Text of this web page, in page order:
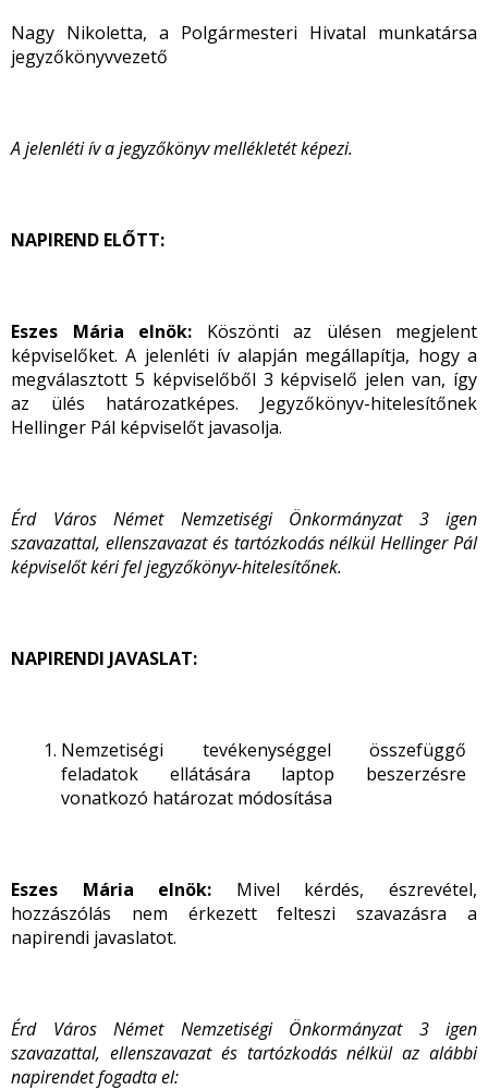
Nagy Nikoletta, a Polgármesteri Hivatal munkatársa
jegyzőkönyvvezető
A jelenléti ív a jegyzőkönyv mellékletét képezi.
NAPIREND ELŐTT:
Eszes Mária elnök:
Köszönti az ülésen megjelent
képviselőket. A jelenléti ív alapján megállapítja, hogy a
megválasztott 5 képviselőből 3 képviselő jelen van, így
az ülés határozatképes. Jegyzőkönyv-hitelesítőnek
Hellinger Pál képviselőt javasolja.
Érd Város Német Nemzetiségi Önkormányzat
3 igen
szavazattal, ellenszavazat és tartózkodás nélkül Hellinger Pál
képviselőt kéri fel jegyzőkönyv-hitelesítőnek.
NAPIRENDI JAVASLAT:
Nemzetiségi tevékenységgel összefüggő
feladatok ellátására laptop beszerzésre
vonatkozó határozat módosítása
Eszes Mária elnök: Mivel kérdés, észrevétel,
hozzászólás nem érkezett felteszi szavazásra a
napirendi javaslatot.
Érd Város Német Nemzetiségi Önkormányzat 3 igen
szavazattal, ellenszavazat és tartózkodás nélkül az alábbi
napirendet fogadta el: